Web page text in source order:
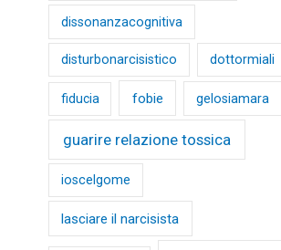
dissonanzacognitiva
disturbonarcisistico dottormiali
fiducia fobie gelosiamara
guarire relazione tossica
ioscelgome
lasciare il narcisista